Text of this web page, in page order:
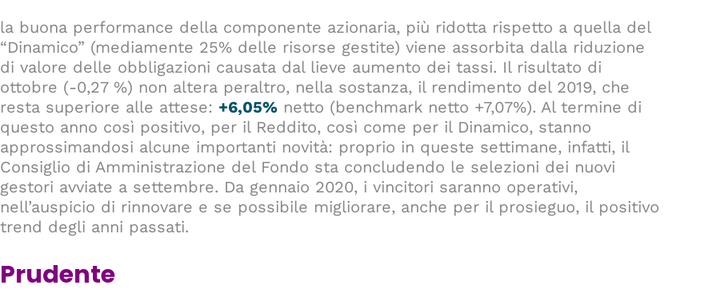
la buona performance della componente azionaria, più ridotta rispetto a quella del
“Dinamico” (mediamente 25% delle risorse gestite) viene assorbita dalla riduzione
di valore delle obbligazioni causata dal lieve aumento dei tassi. Il risultato di
ottobre (-0,27 %) non altera peraltro, nella sostanza, il rendimento del 2019, che
resta superiore alle attese: +6,05% netto (benchmark netto +7,07%). Al termine di
questo anno così positivo, per il Reddito, così come per il Dinamico, stanno
approssimandosi alcune importanti novità: proprio in queste settimane, infatti, il
Consiglio di Amministrazione del Fondo sta concludendo le selezioni dei nuovi
gestori avviate a settembre. Da gennaio 2020, i vincitori saranno operativi,
nell’auspicio di rinnovare e se possibile migliorare, anche per il prosieguo, il positivo
trend degli anni passati.
Prudente